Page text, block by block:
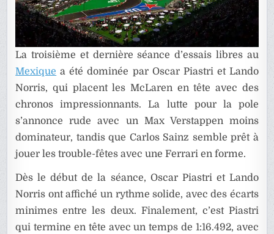
La troisième et dernière séance d’essais libres au
Mexique a été dominée par Oscar Piastri et Lando
Norris, qui placent les McLaren en tête avec des
chronos impressionnants. La lutte pour la pole
s’annonce rude avec un Max Verstappen moins
dominateur, tandis que Carlos Sainz semble prêt à
jouer les trouble-fêtes avec une Ferrari en forme.
Dès le début de la séance, Oscar Piastri et Lando
Norris ont affiché un rythme solide, avec des écarts
minimes entre les deux. Finalement, c’est Piastri
qui termine en tête avec un temps de 1:16.492, avec